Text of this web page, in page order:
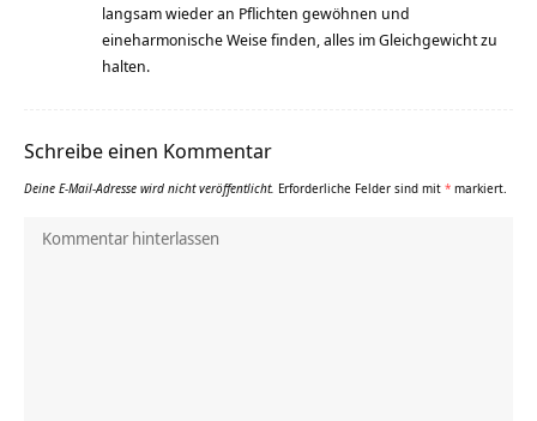
langsam wieder an Pflichten gewöhnen und
eineharmonische Weise finden, alles im Gleichgewicht zu
halten.
Schreibe einen Kommentar
Deine E-Mail-Adresse wird nicht veröffentlicht. Erforderliche Felder sind mit * markiert.